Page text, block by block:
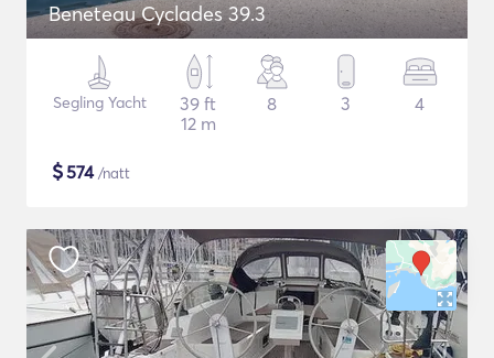
Beneteau Cyclades 39.3
Segling Yacht
39 ft
12 m
8 3 4
$574/natt